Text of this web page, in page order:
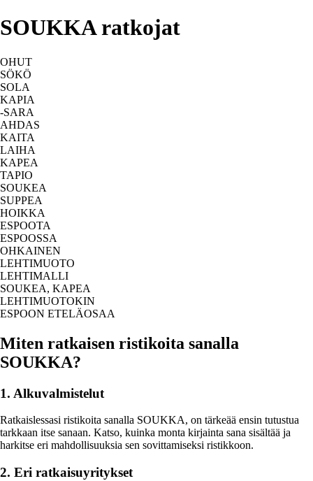
SOUKKA ratkojat
OHUT
SÖKÖ
SOLA
KAPIA
-SARA
AHDAS
KAITA
LAIHA
KAPEA
TAPIO
SOUKEA
SUPPEA
HOIKKA
ESPOOTA
ESPOOSSA
OHKAINEN
LEHTIMUOTO
LEHTIMALLI
SOUKEA, KAPEA
LEHTIMUOTOKIN
ESPOON ETELÄOSAA
Miten ratkaisen ristikoita sanalla
SOUKKA?
1. Alkuvalmistelut
Ratkaislessasi ristikoita sanalla SOUKKA, on tärkeää ensin tutustua
tarkkaan itse sanaan. Katso, kuinka monta kirjainta sana sisältää ja
harkitse eri mahdollisuuksia sen sovittamiseksi ristikkoon.
2. Eri ratkaisuyritykset